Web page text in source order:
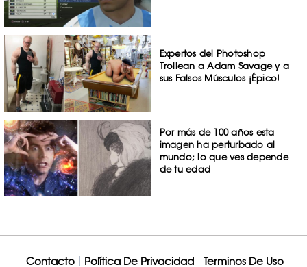
Expertos del Photoshop
Trollean a Adam Savage y a
sus Falsos Músculos ¡Épico!
Por más de 100 años esta
imagen ha perturbado al
mundo; lo que ves depende
de tu edad
Contacto Política De Privacidad Terminos De Uso